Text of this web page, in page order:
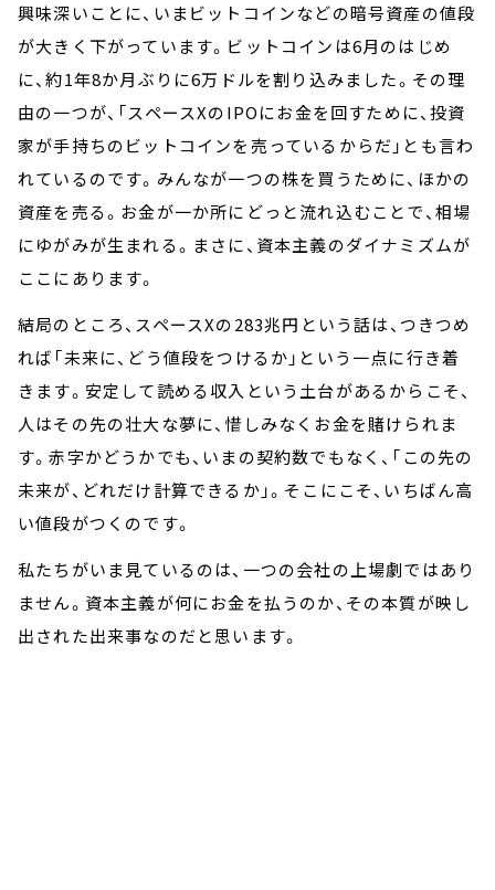
興味深いことに、いまビットコインなどの暗号資産の値段
が大きく下がっています。ビットコインは6月のはじめ
に、約1年8か月ぶりに6万ドルを割り込みました。その理
由の一つが、「スペースXのIPOにお金を回すために、投資
家が手持ちのビットコインを売っているからだ」とも言わ
れているのです。みんなが一つの株を買うために、ほかの
資産を売る。お金が一か所にどっと流れ込むことで、相場
にゆがみが生まれる。まさに、資本主義のダイナミズムが
ここにあります。
結局のところ、スペースXの283兆円という話は、つきつめ
れば「未来に、どう値段をつけるか」という一点に行き着
きます。安定して読める収入という土台があるからこそ、
人はその先の壮大な夢に、惜しみなくお金を賭けられま
す。赤字かどうかでも、いまの契約数でもなく、「この先の
未来が、どれだけ計算できるか」。そこにこそ、いちばん高
い値段がつくのです。
私たちがいま見ているのは、一つの会社の上場劇ではあり
ません。資本主義が何にお金を払うのか、その本質が映し
出された出来事なのだと思います。